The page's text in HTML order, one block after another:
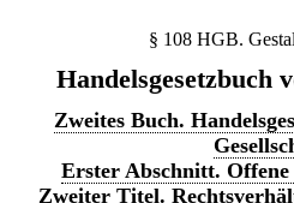
§ 108 HGB.
Handelsgesetzbuch
Zweites Buch.
Erster Abschnitt. Offene
Zweiter Titel.